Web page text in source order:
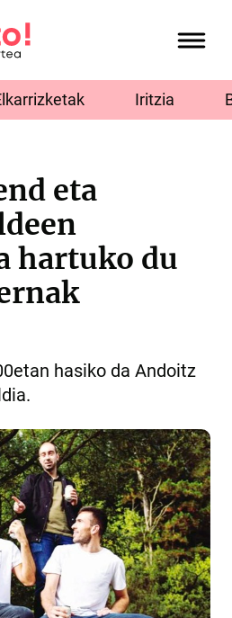
Iritzia
eta
hartuko du
hasiko da Andoitz